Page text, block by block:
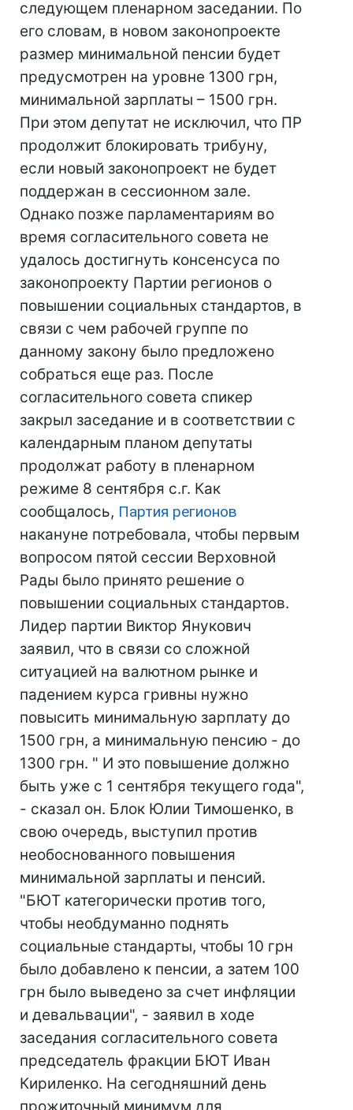
следующем пленарном заседании. По
его словам, в новом законопроекте
размер минимальной пенсии будет
предусмотрен на уровне 1300 грн,
минимальной зарплаты – 1500 грн.
При этом депутат не исключил, что ПР
продолжит блокировать трибуну,
если новый законопроект не будет
поддержан в сессионном зале.
Однако позже парламентариям во
время согласительного совета не
удалось достигнуть консенсуса по
законопроекту Партии регионов о
повышении социальных стандартов, в
связи с чем рабочей группе по
данному закону было предложено
собраться еще раз. После
согласительного совета спикер
закрыл заседание и в соответствии с
календарным планом депутаты
продолжат работу в пленарном
режиме 8 сентября с.г. Как
сообщалось, Партия регионов
накануне потребовала, чтобы первым
вопросом пятой сессии Верховной
Рады было принято решение о
повышении социальных стандартов.
Лидер партии Виктор Янукович
заявил, что в связи со сложной
ситуацией на валютном рынке и
падением курса гривны нужно
повысить минимальную зарплату до
1500 грн, а минимальную пенсию - до
1300 грн. " И это повышение должно
быть уже с 1 сентября текущего года",
- сказал он. Блок Юлии Тимошенко, в
свою очередь, выступил против
необоснованного повышения
минимальной зарплаты и пенсий.
"БЮТ категорически против того,
чтобы необдуманно поднять
социальные стандарты, чтобы 10 грн
было добавлено к пенсии, а затем 100
грн было выведено за счет инфляции
и девальвации", - заявил в ходе
заседания согласительного совета
председатель фракции БЮТ Иван
Кириленко. На сегодняшний день